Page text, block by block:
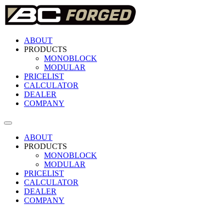
ABOUT
PRODUCTS
MONOBLOCK
MODULAR
PRICELIST
CALCULATOR
DEALER
COMPANY
ABOUT
PRODUCTS
MONOBLOCK
MODULAR
PRICELIST
CALCULATOR
DEALER
COMPANY